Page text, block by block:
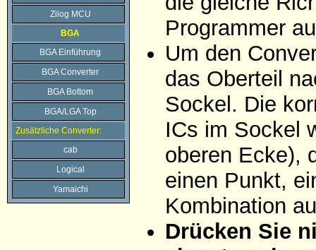
Zilog MCU
BGA
BGA Einführung
BGA Converter
BGA Bottom
BGA/LGA Top
Zusätzliche Converter:
cab
Logical
Yamaichi
Programmer
Um den
das Oberteil
Sockel. Die
ICs im Sockel
oberen Ecke),
einen Punkt,
Kombination
Drücken Sie